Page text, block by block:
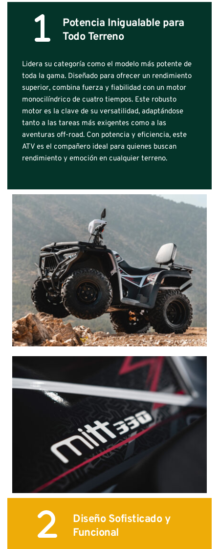
Potencia Inigualable para
Todo Terreno
Lidera su categoría como el modelo más potente de
toda la gama. Diseñado para ofrecer un rendimiento
superior, combina fuerza y fiabilidad con un motor
monocilíndrico de cuatro tiempos. Este robusto
motor es la clave de su versatilidad, adaptándose
tanto a las tareas más exigentes como a las
aventuras off-road. Con potencia y eficiencia, este
ATV es el compañero ideal para quienes buscan
rendimiento y emoción en cualquier terreno.
Diseño Sofisticado y
Funcional